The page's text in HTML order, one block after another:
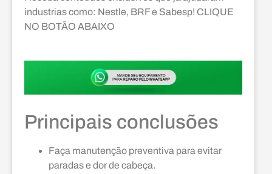
industrias como: Nestle, BRF e Sabesp! CLIQUE
NO BOTÃO ABAIXO
Principais conclusões
Faça manutenção preventiva para evitar
paradas e dor de cabeça.